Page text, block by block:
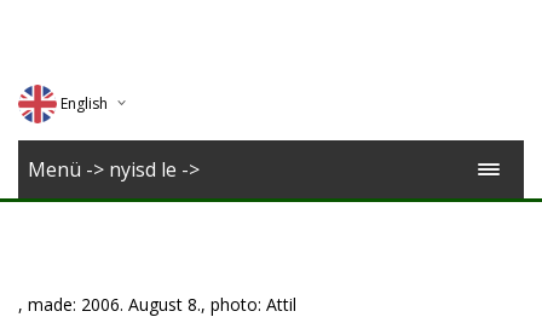
English
Deutsch
Menü -> nyisd le ->
, made: 2006. August 8., photo: Attil